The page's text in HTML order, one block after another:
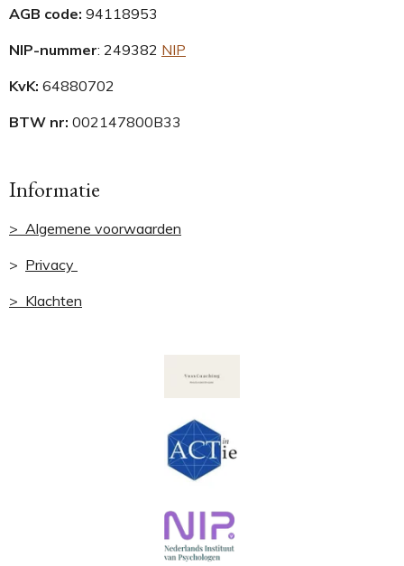
AGB code: 94118953
NIP-nummer: 249382 NIP
KvK: 64880702
BTW nr: 002147800B33
Informatie
> Algemene voorwaarden
> Privacy
> Klachten